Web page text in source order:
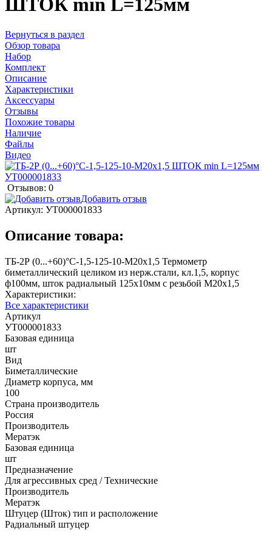
ШТОК min L=125мм
Вернуться в раздел
Обзор товара
Набор
Комплект
Описание
Характеристики
Аксессуары
Отзывы
Похожие товары
Наличие
Файлы
Видео
Отзывов: 0
Добавить отзыв
Артикул: УТ000001833
Описание товара:
ТБ-2Р (0...+60)°С-1,5-125-10-М20х1,5 Термометр
биметаллический целиком из нерж.стали, кл.1,5, корпус
ф100мм, шток радиальный 125х10мм с резьбой М20х1,5
Характеристики:
Все характеристики
Артикул
УТ000001833
Базовая единица
шт
Вид
Биметаллические
Диаметр корпуса, мм
100
Страна производитель
Россия
Производитель
Мератэк
Базовая единица
шт
Предназначение
Для агрессивных сред / Технические
Производитель
Мератэк
Штуцер (Шток) тип и расположение
Радиальный штуцер